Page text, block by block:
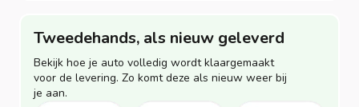
Tweedehands, als nieuw geleverd
Bekijk hoe je auto volledig wordt klaargemaakt
voor de levering. Zo komt deze als nieuw weer bij
je aan.